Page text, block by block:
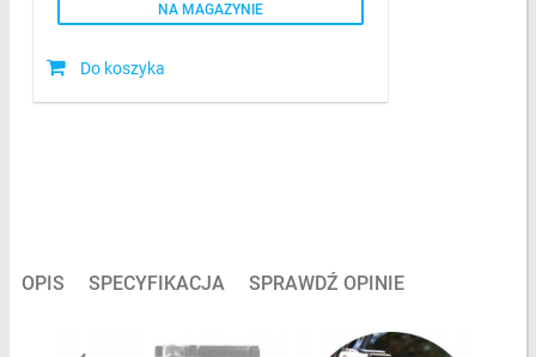
NA MAGAZYNIE
Do koszyka
OPIS SPECYFIKACJA SPRAWDŹ OPINIE